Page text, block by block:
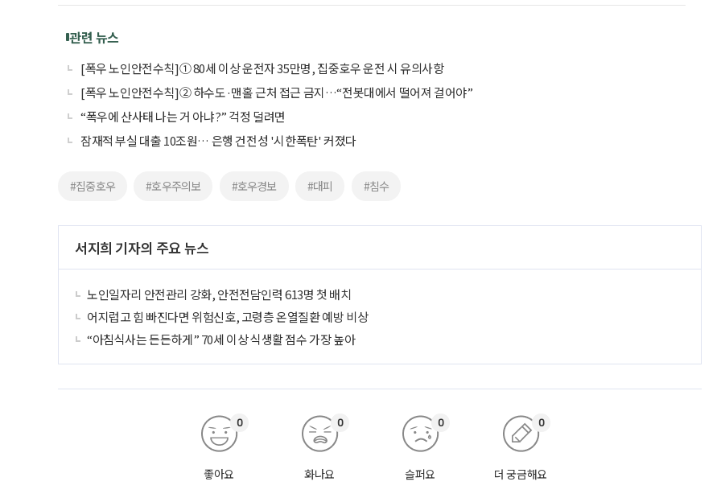
관련 뉴스
[폭우 노인안전수칙]① 80세 이상 운전자 35만명, 집중호우 운전 시 유의사항
[폭우 노인안전수칙]② 하수도·맨홀 근처 접근 금지…“전봇대에서 떨어져 걸어야”
“폭우에 산사태 나는 거 아냐?” 걱정 덜려면
잠재적 부실 대출 10조원… 은행 건전성 '시한폭탄' 커졌다
#집중호우 #호우주의보 #호우경보 #대피 #침수
서지희 기자의 주요 뉴스
노인일자리 안전관리 강화, 안전전담인력 613명 첫 배치
어지럽고 힘 빠진다면 위험신호, 고령층 온열질환 예방 비상
“아침식사는 든든하게” 70세 이상 식생활 점수 가장 높아
좋아요
0
화나요
0
슬퍼요
0
더 궁금해요
0